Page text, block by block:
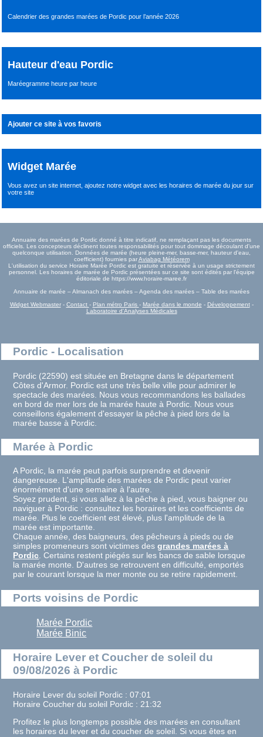
Calendrier des grandes marées de Pordic pour l’année 2026
Hauteur d'eau Pordic
Maréegramme heure par heure
Ajouter ce site à vos favoris
Widget Marée
Vous avez un site internet,ajoutez notre widget avec les horaires de marée du joursur
votre site
Annuaire des marées de Pordic donné à titre indicatif, ne remplaçant pas les documents
officiels. Les concepteurs déclinent toutes responsabilités pour tout dommage découlant d'une
quelconque utilisation. Données de marée (heure pleine-mer, basse-mer, hauteur d'eau,
coefficient) fournies parAviabag Météorem
L'utilisation du service Horaire Marée Pordic est gratuite et réservée à un usage strictement
personnel. Les horaires de marée de Pordic présentées sur ce site sont édités par l'équipe
éditoriale de https://www.horaire-maree.fr
Annuaire de marée – Almanach des marées – Agenda des marées – Table des marées
Widget Webmaster- Contact - Plan métro Paris - Marée dans le monde - Développement-
Laboratoire d'Analyses Médicales
Pordic - Localisation
Pordic (22590) est située en Bretagne dans le département
Côtes d'Armor. Pordic est une très belle ville pour admirer le
spectacle des marées. Nous vous recommandons les ballades
en bord de mer lors de la marée haute à Pordic. Nous vous
conseillons également d'essayer la pêche à pied lors de la
marée basse à Pordic.
Marée à Pordic
A Pordic, la marée peut parfois surprendre et devenir
dangereuse. L'amplitude des marées de Pordic peut varier
énormément d'une semaine à l'autre.
Soyez prudent, si vous allez à la pêche à pied, vous baigner ou
naviguer à Pordic : consultez les horaires et les coefficients de
marée. Plus le coefficient est élevé, plus l'amplitude de la
marée est importante.
Chaque année, des baigneurs, des pêcheurs à pieds ou de
simples promeneurs sont victimes desgrandes marées à
Pordic. Certains restent piégés sur les bancs de sable lorsque
la marée monte. D'autres se retrouvent en difficulté, emportés
par le courant lorsque la mer monte ou se retire rapidement.
Ports voisins de Pordic
Marée Pordic
Marée Binic
Horaire Lever et Coucher de soleil du
09/08/2026 à Pordic
Horaire Lever du soleil Pordic : 07:01
Horaire Coucher du soleil Pordic : 21:32
Profitez le plus longtemps possible des marées en consultant
les horaires du lever et du coucher de soleil. Si vous êtes en